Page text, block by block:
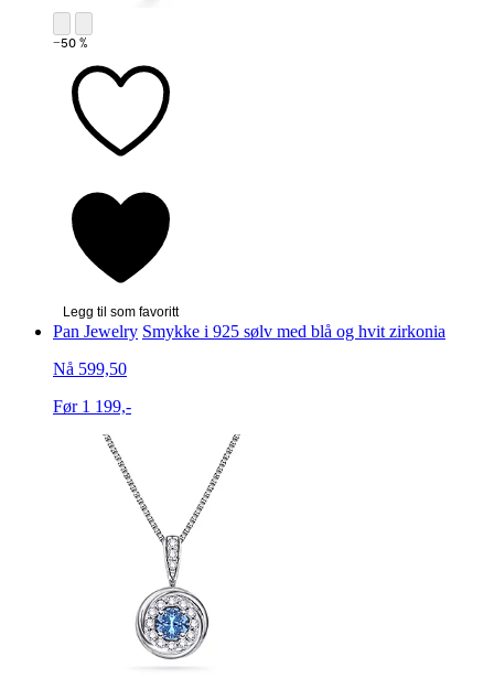
−50 %
Legg til som favoritt
Pan Jewelry Smykke i 925 sølv med blå og hvit zirkonia
Nå 599,50
Før 1 199,-